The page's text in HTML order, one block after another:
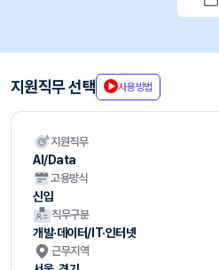
지원직무 선택 사용방법
지원직무
Al/Data
고용방식
신입
직무구분
개발·데이터/IT·인터넷
근무지역